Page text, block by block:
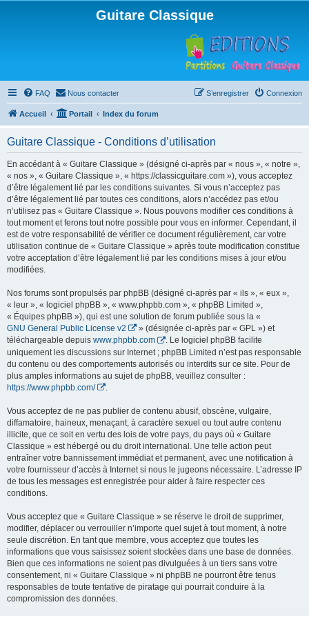
Guitare Classique
FAQ Nous contacter Connexion
S’enregistrer
Accueil Portail Index du forum
Guitare Classique - Conditions d’utilisation
En accédant à « Guitare Classique » (désigné ci-après par « nous », « notre »,
« nos », « Guitare Classique », « https://classicguitare.com »), vous acceptez
d’être légalement lié par les conditions suivantes. Si vous n’acceptez pas
d’être légalement lié par toutes ces conditions, alors n’accédez pas et/ou
n’utilisez pas « Guitare Classique ». Nous pouvons modifier ces conditions à
tout moment et ferons tout notre possible pour vous en informer. Cependant, il
est de votre responsabilité de vérifier ce document régulièrement, car votre
utilisation continue de « Guitare Classique » après toute modification constitue
votre acceptation d’être légalement lié par les conditions mises à jour et/ou
modifiées.
Nos forums sont propulsés par phpBB (désigné ci-après par « ils », « eux »,
« leur », « logiciel phpBB », « www.phpbb.com », « phpBB Limited »,
« Équipes phpBB »), qui est une solution de forum publiée sous la «
GNU General Public License v2
» (désignée ci-après par « GPL ») et
téléchargeable depuis www.phpbb.com
. Le logiciel phpBB facilite
uniquement les discussions sur Internet ; phpBB Limited n’est pas responsable
du contenu ou des comportements autorisés ou interdits sur ce site. Pour de
plus amples informations au sujet de phpBB, veuillez consulter :
https://www.phpbb.com/
Vous acceptez de ne pas publier de contenu abusif, obscène, vulgaire,
diffamatoire, haineux, menaçant, à caractère sexuel ou tout autre contenu
illicite, que ce soit en vertu des lois de votre pays, du pays où « Guitare
Classique » est hébergé ou du droit international. Une telle action peut
entraîner votre bannissement immédiat et permanent, avec une notification à
votre fournisseur d’accès à Internet si nous le jugeons nécessaire. L’adresse IP
de tous les messages est enregistrée pour aider à faire respecter ces
conditions.
Vous acceptez que « Guitare Classique » se réserve le droit de supprimer,
modifier, déplacer ou verrouiller n’importe quel sujet à tout moment, à notre
seule discrétion. En tant que membre, vous acceptez que toutes les
informations que vous saisissez soient stockées dans une base de données.
Bien que ces informations ne soient pas divulguées à un tiers sans votre
consentement, ni « Guitare Classique » ni phpBB ne pourront être tenus
responsables de toute tentative de piratage qui pourrait conduire à la
compromission des données.